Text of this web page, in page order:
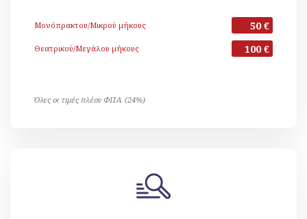
Μονόπρακτου/Μικρού μήκους 50 €
Θεατρικού/Μεγάλου μήκους 100 €
Όλες οι τιμές πλέον ΦΠΑ (24%)